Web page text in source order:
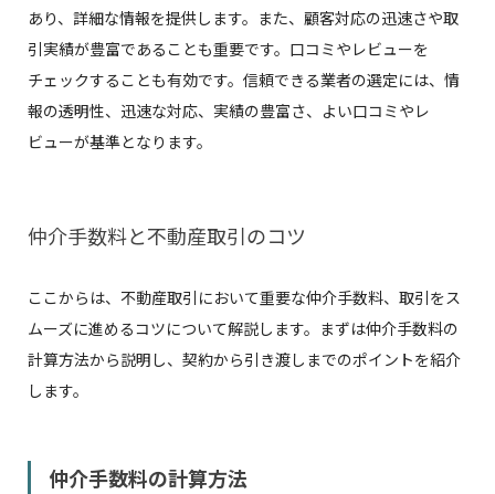
あり、詳細な情報を提供します。また、顧客対応の迅速さや取
引実績が豊富であることも重要です。口コミやレビューを
チェックすることも有効です。信頼できる業者の選定には、情
報の透明性、迅速な対応、実績の豊富さ、よい口コミやレ
ビューが基準となります。
仲介手数料と不動産取引のコツ
ここからは、不動産取引において重要な仲介手数料、取引をス
ムーズに進めるコツについて解説します。まずは仲介手数料の
計算方法から説明し、契約から引き渡しまでのポイントを紹介
します。
仲介手数料の計算方法